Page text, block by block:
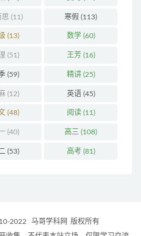
思 (11) 寒假 (113)
(13) 数学(60)
(51) 王芳(16)
(59) 精讲(25)
(12) 英语(45)
(48) 阅读(11)
(40) 高三 (108)
(53) 高考(81)
2022 马哥学科网 版权所有